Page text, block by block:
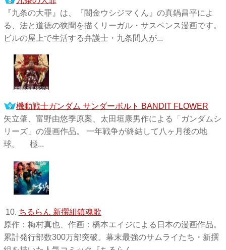
『九条の大罪』は、『闇金ウシジマくん』の真鍋昌平によ
る、法と道徳の狭間を描くリーガル・サスペンス漫画です。
ビルの屋上で生活する弁護士・九条間人が...
機動戦士ガンダム サンダーボルト BANDIT FLOWER
矢立肇、富野由悠季原案、太田垣康男作による「ガンダムシ
リーズ」の漫画作品。 一年戦争が終結して八ヶ月後の地
球。 極...
10. ちるらん 新撰組鎮魂歌
原作：梅村真也、作画：橋本エイジによる日本の漫画作品。
累計発行部数300万部突破。幕末最強のサムライたち・新撰